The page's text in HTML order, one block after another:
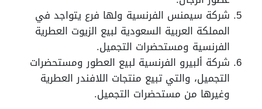
شركة سيمنس الفرنسية ولها فرع يتواجد في
المملكة العربية السعودية لبيع الزيوت العطرية
الفرنسية ومستحضرات التجميل.
شركة ألبيرو الفرنسية لبيع العطور ومستحضرات
التجميل، والتي تبيع منتجات اللافندر العطرية
وغيرها من مستحضرات التجميل.